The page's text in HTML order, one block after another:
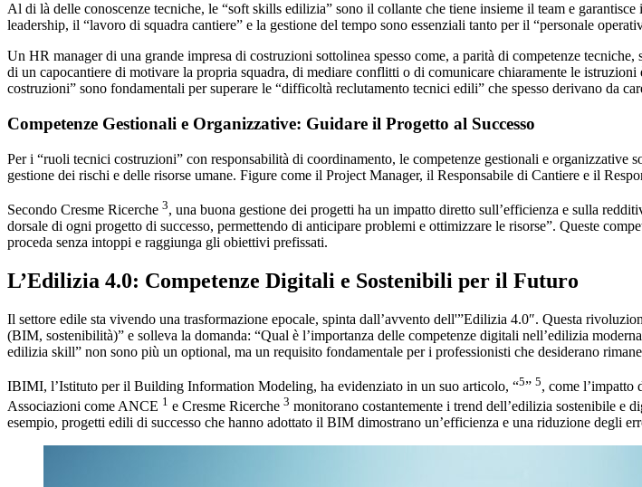
Al di là delle conoscenze tecniche, le “soft skills edilizia” sono il collante che tiene insieme il team e
leadership, il “lavoro di squadra cantiere” e la gestione del tempo sono essenziali tanto per il “personale
Un HR manager di una grande impresa di costruzioni sottolinea spesso come, a parità di competenze
di un capocantiere di motivare la propria squadra, di mediare conflitti o di comunicare chiaramente le
costruzioni” sono fondamentali per superare le “difficoltà reclutamento tecnici edili” che spesso derivano da
Competenze Gestionali e Organizzative: Guidare il Progetto al Successo
Per i “ruoli tecnici costruzioni” con responsabilità di coordinamento, le competenze gestionali e
gestione dei rischi e delle risorse umane. Figure come il Project Manager, il Responsabile di Cantiere e il
Secondo Cresme Ricerche 3, una buona gestione dei progetti ha un impatto diretto sull’efficienza e sulla
dorsale di ogni progetto di successo, permettendo di anticipare problemi e ottimizzare le risorse”. Queste
proceda senza intoppi e raggiunga gli obiettivi prefissati.
L’Edilizia 4.0: Competenze Digitali e Sostenibili per il Futuro
Il settore edile sta vivendo una trasformazione epocale, spinta dall’avvento dell'”Edilizia 4.0″. Questa
(BIM, sostenibilità)” e solleva la domanda: “Qual è l’importanza delle competenze digitali nell’edilizia
edilizia skill” non sono più un optional, ma un requisito fondamentale per i professionisti che desiderano
IBIMI, l’Istituto per il Building Information Modeling, ha evidenziato in un suo articolo, “5” 5, come l’impatto
Associazioni come ANCE 1 e Cresme Ricerche 3 monitorano costantemente i trend dell’edilizia sostenibile e
esempio, progetti edili di successo che hanno adottato il BIM dimostrano un’efficienza e una riduzione degli